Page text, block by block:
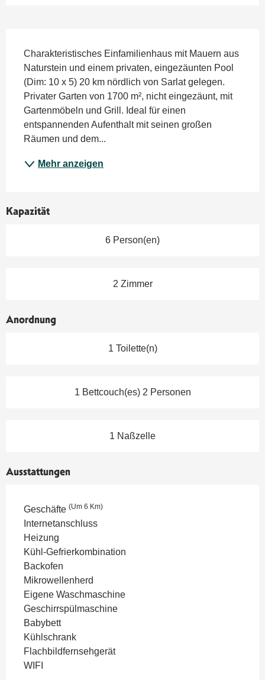
Charakteristisches Einfamilienhaus mit Mauern aus
Naturstein und einem privaten, eingezäunten Pool
(Dim: 10 x 5) 20 km nördlich von Sarlat gelegen.
Privater Garten von 1700 m², nicht eingezäunt, mit
Gartenmöbeln und Grill. Ideal für einen
entspannenden Aufenthalt mit seinen großen
Räumen und dem...
Mehr anzeigen
Kapazität
6 Person(en)
2 Zimmer
Anordnung
1 Toilette(n)
1 Bettcouch(es) 2 Personen
1 Naßzelle
Ausstattungen
Geschäfte (Um 6 Km)
Internetanschluss
Heizung
Kühl-Gefrierkombination
Backofen
Mikrowellenherd
Eigene Waschmaschine
Geschirrspülmaschine
Babybett
Kühlschrank
Flachbildfernsehgerät
WIFI